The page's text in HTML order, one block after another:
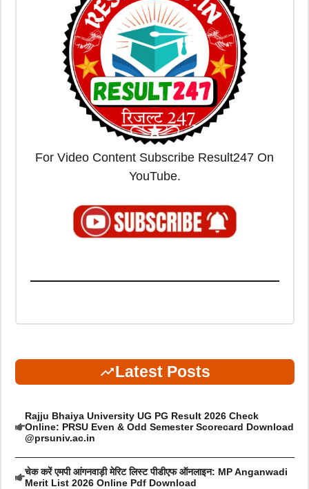
For Video Content Subscribe Result247 On
YouTube.
Latest Posts
Rajju Bhaiya University UG PG Result 2026 Check
Online: PRSU Even & Odd Semester Scorecard Download
@prsuniv.ac.in
चेक करें एमपी आंगनवाड़ी मेरिट लिस्ट पीडीएफ ऑनलाइन: MP Anganwadi
Merit List 2026 Online Pdf Download